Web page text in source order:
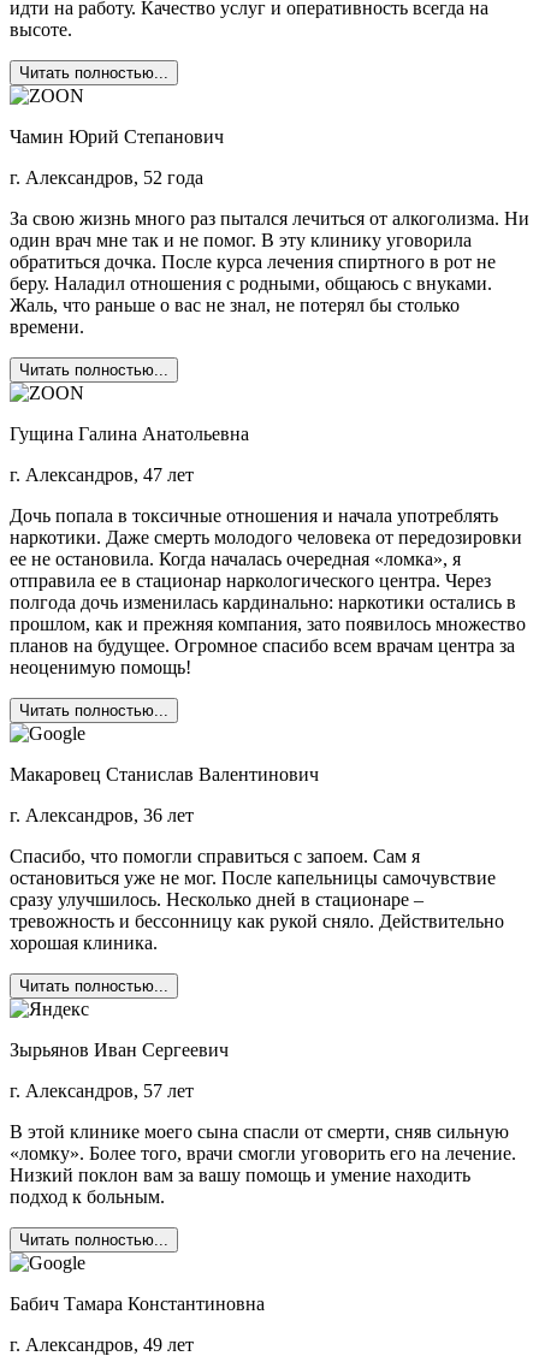
идти на работу. Качество услуг и оперативность всегда на
высоте.
Читать полностью...
Чамин Юрий Степанович
г. Александров, 52 года
За свою жизнь много раз пытался лечиться от алкоголизма. Ни
один врач мне так и не помог. В эту клинику уговорила
обратиться дочка. После курса лечения спиртного в рот не
беру. Наладил отношения с родными, общаюсь с внуками.
Жаль, что раньше о вас не знал, не потерял бы столько
времени.
Читать полностью...
Гущина Галина Анатольевна
г. Александров, 47 лет
Дочь попала в токсичные отношения и начала употреблять
наркотики. Даже смерть молодого человека от передозировки
ее не остановила. Когда началась очередная «ломка», я
отправила ее в стационар наркологического центра. Через
полгода дочь изменилась кардинально: наркотики остались в
прошлом, как и прежняя компания, зато появилось множество
планов на будущее. Огромное спасибо всем врачам центра за
неоценимую помощь!
Читать полностью...
Макаровец Станислав Валентинович
г. Александров, 36 лет
Спасибо, что помогли справиться с запоем. Сам я
остановиться уже не мог. После капельницы самочувствие
сразу улучшилось. Несколько дней в стационаре –
тревожность и бессонницу как рукой сняло. Действительно
хорошая клиника.
Читать полностью...
Зырьянов Иван Сергеевич
г. Александров, 57 лет
В этой клинике моего сына спасли от смерти, сняв сильную
«ломку». Более того, врачи смогли уговорить его на лечение.
Низкий поклон вам за вашу помощь и умение находить
подход к больным.
Читать полностью...
Бабич Тамара Константиновна
г. Александров, 49 лет